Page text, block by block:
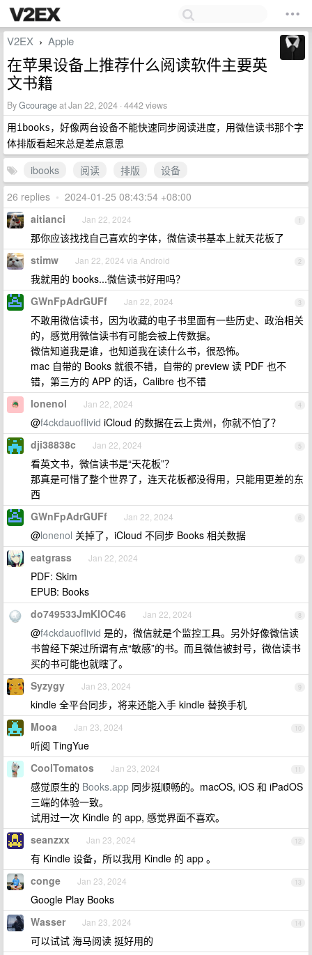
V2EX › Apple
在苹果设备上推荐什么阅读软件主要英
文书籍
ByGcourageat Jan 22, 2024 · 4442 views
用ibooks，好像两台设备不能快速同步阅读进度，用微信读书那个字
体排版看起来总是差点意思
ibooks
阅读 排版
设备
26 replies • 2024-01-25 08:43:54 +08:00
1
aitianci Jan 22, 2024
那你应该找找自己喜欢的字体，微信读书基本上就天花板了
2
stimw Jan 22, 2024 via Android
我就用的 books...微信读书好用吗？
3
GWnFpAdrGUFf Jan 22, 2024
不敢用微信读书，因为收藏的电子书里面有一些历史、政治相关
的，感觉用微信读书有可能会被上传数据。
微信知道我是谁，也知道我在读什么书，很恐怖。
mac 自带的 Books 就很不错，自带的 preview 读 PDF 也不
错，第三方的 APP 的话，Calibre 也不错
4
lonenol Jan 22, 2024
@f4ckdauofIivid iCloud 的数据在云上贵州，你就不怕了？
5
dji38838c Jan 22, 2024
看英文书，微信读书是“天花板”？
那真是可惜了整个世界了，连天花板都没得用，只能用更差的东
西
6
GWnFpAdrGUFf Jan 22, 2024
@lonenol 关掉了，iCloud 不同步 Books 相关数据
7
eatgrass Jan 22, 2024
PDF: Skim
EPUB: Books
8
do749533JmKlOC46 Jan 22, 2024
@f4ckdauofIivid 是的，微信就是个监控工具。另外好像微信读
书曾经下架过所谓有点“敏感”的书。而且微信被封号，微信读书
买的书可能也就瞎了。
9
Syzygy Jan 23, 2024
kindle 全平台同步，将来还能入手 kindle 替换手机
10
Mooa Jan 23, 2024
听阅 TingYue
11
CoolTomatos Jan 23, 2024
感觉原生的 Books.app 同步挺顺畅的。macOS, iOS 和 iPadOS
三端的体验一致。
试用过一次 Kindle 的 app, 感觉界面不喜欢。
12
seanzxx Jan 23, 2024
有 Kindle 设备，所以我用 Kindle 的 app 。
13
conge Jan 23, 2024
Google Play Books
14
Wasser Jan 23, 2024
可以试试 海马阅读 挺好用的